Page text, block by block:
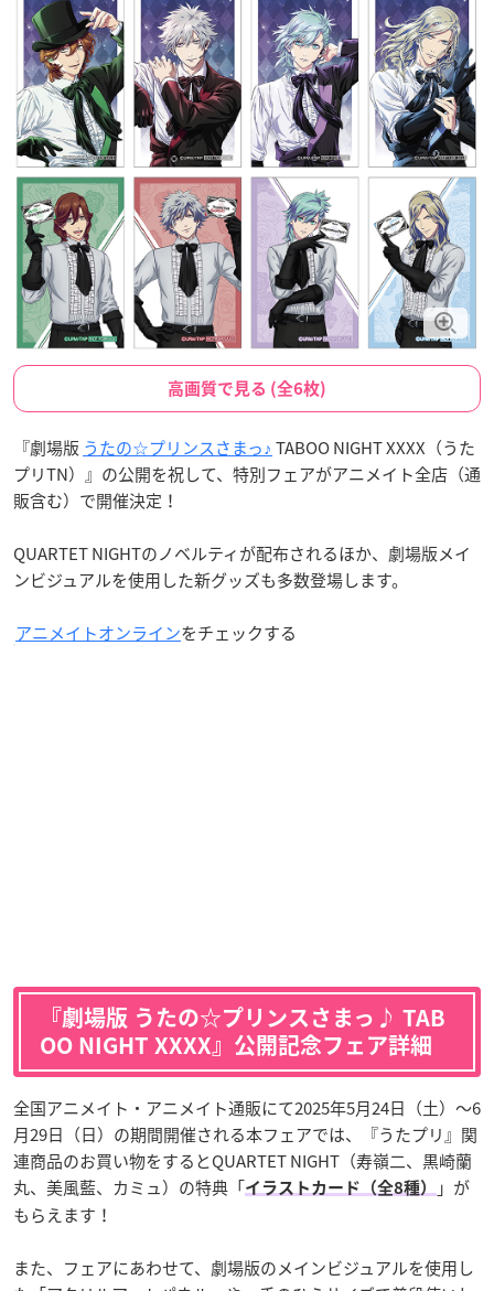
高画質で見る (全6枚)
『劇場版 うたの☆プリンスさまっ♪ TABOO NIGHT XXXX（うた
プリTN）』の公開を祝して、特別フェアがアニメイト全店（通
販含む）で開催決定！
QUARTET NIGHTのノベルティが配布されるほか、劇場版メイ
ンビジュアルを使用した新グッズも多数登場します。
アニメイトオンラインをチェックする
『劇場版 うたの☆プリンスさまっ♪ TAB
OO NIGHT XXXX』公開記念フェア詳細
全国アニメイト・アニメイト通販にて2025年5月24日（土）～6
月29日（日）の期間開催される本フェアでは、『うたプリ』関
連商品のお買い物をするとQUARTET NIGHT（寿嶺二、黒崎蘭
丸、美風藍、カミュ）の特典「イラストカード（全8種）
」が
もらえます！
また、フェアにあわせて、劇場版のメインビジュアルを使用し